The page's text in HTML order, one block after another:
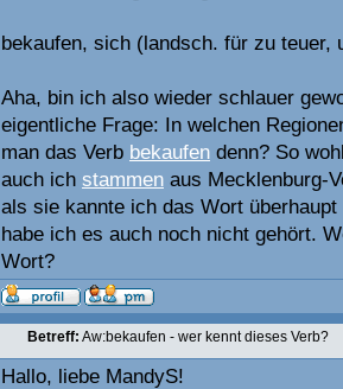
bekaufen, sich (landsch. für zu teuer,
Aha, bin ich also wieder schlauer
eigentliche Frage: In welchen
man das Verb bekaufen denn? So
auch ich stammen aus Mecklenburg-
als sie kannte ich das Wort
habe ich es auch noch nicht gehört.
Wort?
Betreff: Aw:bekaufen - wer kennt dieses Verb?
Hallo, liebe MandyS!